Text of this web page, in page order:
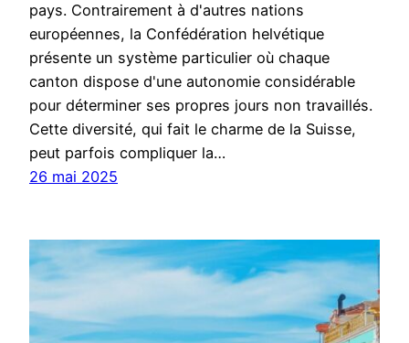
pays. Contrairement à d'autres nations
européennes, la Confédération helvétique
présente un système particulier où chaque
canton dispose d'une autonomie considérable
pour déterminer ses propres jours non travaillés.
Cette diversité, qui fait le charme de la Suisse,
peut parfois compliquer la…
26 mai 2025